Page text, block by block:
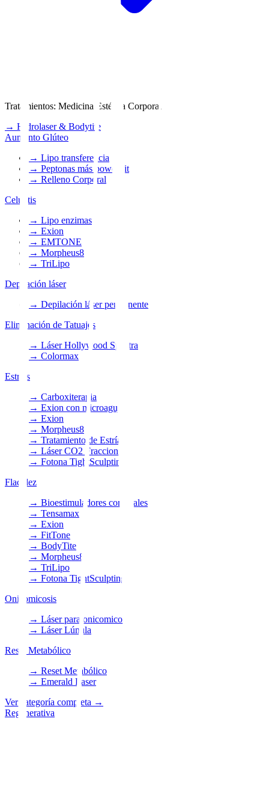
Tratamientos: Medicina Estética Corporal
→ Hidrolaser & Bodytite
Aumento Glúteo
→ Lipo transferencia
→ Peptonas más power fit
→ Relleno Corporal
Celulitis
→ Lipo enzimas
→ Exion
→ EMTONE
→ Morpheus8
→ TriLipo
Depilación láser
→ Depilación láser permanente
Eliminación de Tatuajes
→ Láser Hollywood Spectra
→ Colormax
Estrías
→ Carboxiterapia
→ Exion con microagujas
→ Exion
→ Morpheus8
→ Tratamiento de Estrías
→ Láser CO2 Fraccionado
→ Fotona TightSculpting
Flacidez
→ Bioestimuladores corporales
→ Tensamax
→ Exion
→ FitTone
→ BodyTite
→ Morpheus8
→ TriLipo
→ Fotona TightSculpting
Onicomicosis
→ Láser para onicomicosis
→ Láser Lúnula
Reset Metabólico
→ Reset Metabólico
→ Emerald Laser
Ver categoría completa →
Regenerativa